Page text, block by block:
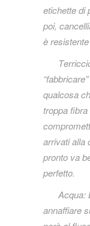
etichette di
poi,
è
T
qualcosa
troppa
arrivati alla
pronto va
perfetto.
Acqua:
annaffiare